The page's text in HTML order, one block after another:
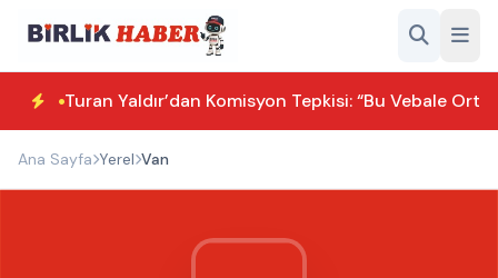
Turan Yaldır’dan Komisyon Tepkisi: “Bu Vebale
Ana Sayfa Yerel Van